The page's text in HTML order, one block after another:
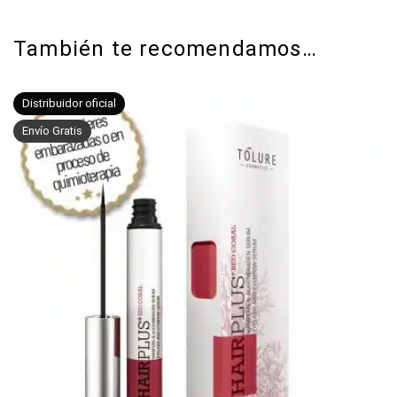
También te recomendamos…
Distribuidor oficial
Envío Gratis